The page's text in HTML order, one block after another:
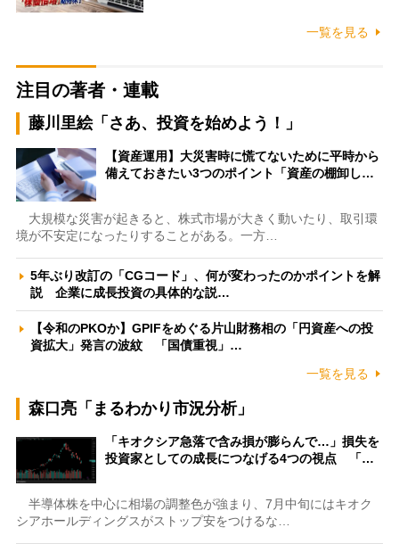
一覧を見る
注目の著者・連載
藤川里絵「さあ、投資を始めよう！」
【資産運用】大災害時に慌てないために平時から
備えておきたい3つのポイント「資産の棚卸し…
大規模な災害が起きると、株式市場が大きく動いたり、取引環
境が不安定になったりすることがある。一方…
5年ぶり改訂の「CGコード」、何が変わったのかポイントを解
説 企業に成長投資の具体的な説…
【令和のPKOか】GPIFをめぐる片山財務相の「円資産への投
資拡大」発言の波紋 「国債重視」…
一覧を見る
森口亮「まるわかり市況分析」
「キオクシア急落で含み損が膨らんで…」損失を
投資家としての成長につなげる4つの視点 「…
半導体株を中心に相場の調整色が強まり、7月中旬にはキオク
シアホールディングスがストップ安をつけるな…